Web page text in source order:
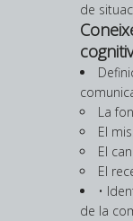
de
La
El
El
El
•
de la